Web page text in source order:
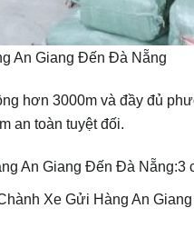
An Giang Đến Đà Nẵng
hơn 3000m và đầy đủ
an toàn tuyệt đối.
An Giang Đến Đà Nẵng:3
Xe Gửi Hàng An